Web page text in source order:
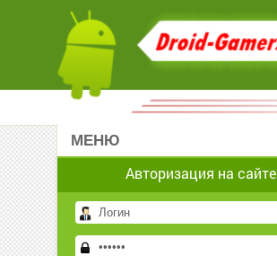
МЕНЮ
Авторизация на сайте